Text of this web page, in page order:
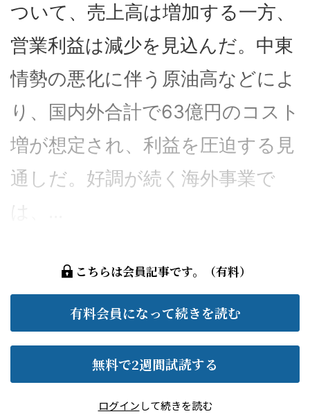
ついて、売上高は増加する一方、
営業利益は減少を見込んだ。中東
情勢の悪化に伴う原油高などによ
り、国内外合計で63億円のコスト
増が想定され、利益を圧迫する見
通しだ。好調が続く海外事業で
は、...
こちらは会員記事です。（有料）
有料会員になって続きを読む
無料で2週間試読する
ログインして続きを読む